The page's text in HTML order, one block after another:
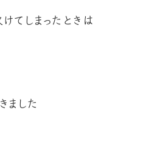
てしまったときは
ました